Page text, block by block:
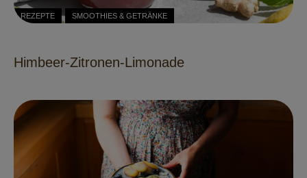
REZEPTE SMOOTHIES & GETRÄNKE
Himbeer-Zitronen-Limonade